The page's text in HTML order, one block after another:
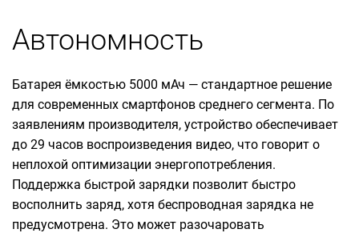
Автономность
Батарея ёмкостью 5000 мАч — стандартное решение
для современных смартфонов среднего сегмента. По
заявлениям производителя, устройство обеспечивает
до 29 часов воспроизведения видео, что говорит о
неплохой оптимизации энергопотребления.
Поддержка быстрой зарядки позволит быстро
восполнить заряд, хотя беспроводная зарядка не
предусмотрена. Это может разочаровать